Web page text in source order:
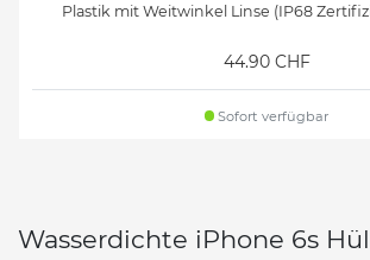
Plastik mit Weitwinkel Linse (IP68
44.90 CHF
Sofort verfügbar
Wasserdichte iPhone 6s